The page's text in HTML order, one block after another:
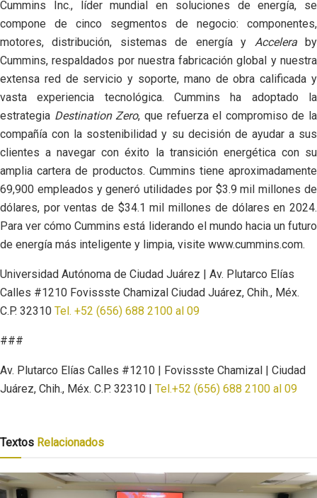
Cummins Inc., líder mundial en soluciones de energía, se
compone de cinco segmentos de negocio: componentes,
motores, distribución, sistemas de energía y Acceleraby
Cummins, respaldados por nuestra fabricación global y nuestra
extensa red de servicio y soporte, mano de obra calificada y
vasta experiencia tecnológica. Cummins ha adoptado la
estrategia Destination Zero, que refuerza el compromiso de la
compañía con la sostenibilidad y su decisión de ayudar a sus
clientes a navegar con éxito la transición energética con su
amplia cartera de productos. Cummins tiene aproximadamente
69,900 empleados y generó utilidades por $3.9 mil millones de
dólares, por ventas de $34.1 mil millones de dólares en 2024.
Para ver cómo Cummins está liderando el mundo hacia un futuro
de energía más inteligente y limpia, visite www.cummins.com.
Universidad Autónoma de Ciudad Juárez | Av. Plutarco Elías
Calles #1210 Fovissste Chamizal Ciudad Juárez, Chih., Méx.
C.P. 32310 Tel. +52 (656) 688 2100 al 09
###
Av. Plutarco Elías Calles #1210 | Fovissste Chamizal | Ciudad
Juárez, Chih., Méx. C.P. 32310 | Tel.+52 (656) 688 2100 al 09
Textos Relacionados